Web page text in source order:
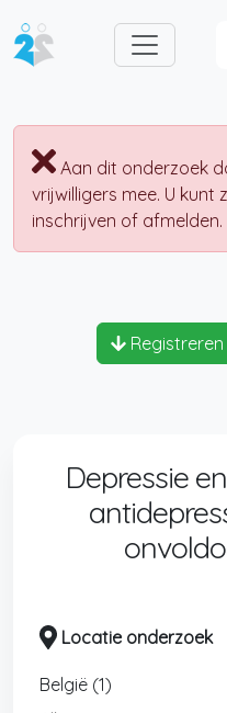
Aan dit onderzoek
vrijwilligers mee. U kunt
inschrijven of afmelden.
Depressie
Locatie onderzoek
België (1)